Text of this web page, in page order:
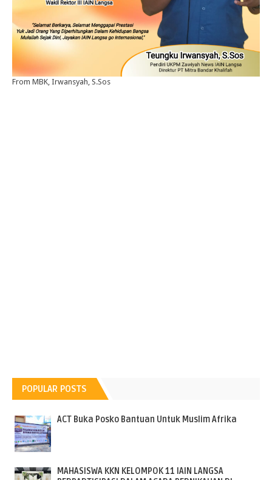
From MBK, Irwansyah, S.Sos
POPULAR POSTS
ACT Buka Posko Bantuan Untuk Muslim Afrika
MAHASISWA KKN KELOMPOK 11 IAIN LANGSA